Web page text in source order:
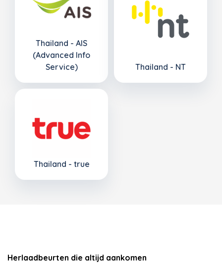
Thailand - AIS
(Advanced Info
Service)
Thailand - NT
Thailand - true
Herlaadbeurten die altijd aankomen